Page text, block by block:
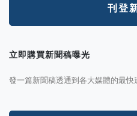
刊登
立即購買新聞稿曝光
發一篇新聞稿透通到各大媒體的最快